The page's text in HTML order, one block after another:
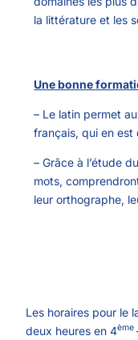
la littérature et les
Une bonne
– Le latin permet
français, qui en est
– Grâce à l’étude
mots,
leur orthographe,
Les horaires pour le
deux heures en 4ème